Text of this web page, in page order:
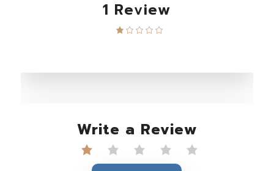
1 Review
Write a Review